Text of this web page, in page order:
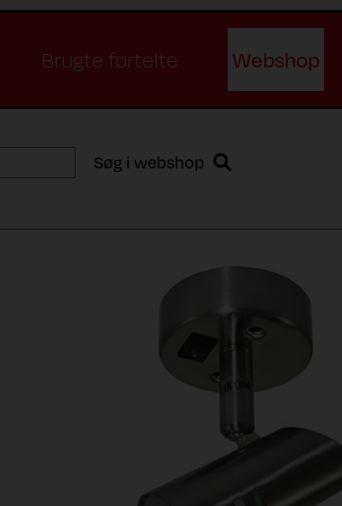
Brugte fortelte Webshop
Søg i webshop